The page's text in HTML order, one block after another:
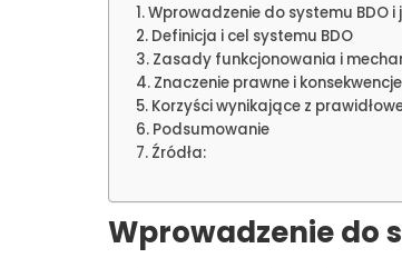
Wprowadzenie do systemu BDO
Definicja i cel systemu BDO
Zasady funkcjonowania i
Znaczenie prawne i
Korzyści wynikające z
Podsumowanie
Źródła:
Wprowadzenie do